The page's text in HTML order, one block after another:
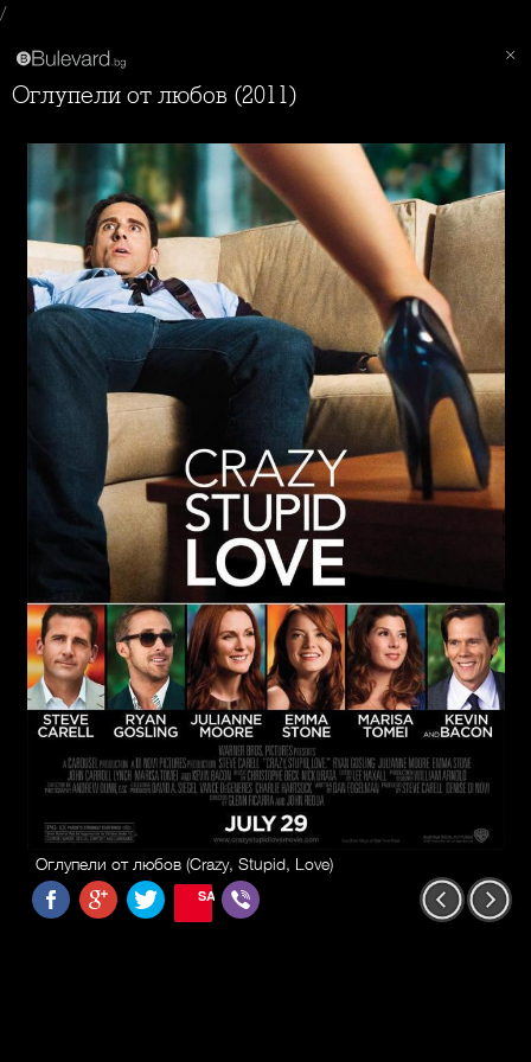
/
Оглупели от любов (2011)
Оглупели от любов (Crazy, Stupid, Love)
SAVE